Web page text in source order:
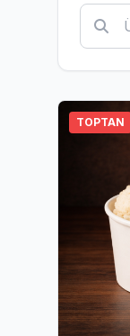
TOPTAN